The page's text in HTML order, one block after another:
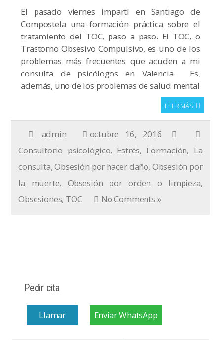
El pasado viernes impartí en Santiago de
Compostela una formación práctica sobre el
tratamiento del TOC, paso a paso. El TOC, o
Trastorno Obsesivo Compulsivo, es uno de los
problemas más frecuentes que acuden a mi
consulta de psicólogos en Valencia. Es,
además, uno de los problemas de salud mental
LEER MÁS
admin
octubre 16, 2016
Consultorio psicológico, Estrés, Formación, La
consulta,Obsesión por hacer daño, Obsesión por
la muerte, Obsesión por orden o limpieza,
Obsesiones, TOC No Comments »
Pedir cita
Llamar Enviar WhatsApp